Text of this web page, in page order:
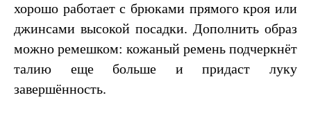
хорошо работает с брюками прямого кроя или
джинсами высокой посадки. Дополнить образ
можно ремешком: кожаный ремень подчеркнёт
талию еще больше и придаст луку
завершённость.